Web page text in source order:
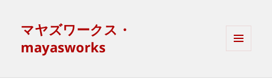
マヤズワークス・
mayasworks
WIDGETS